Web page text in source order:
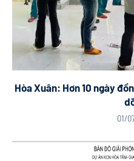
Hòa Xuân: Hơn 10 ngày
01/